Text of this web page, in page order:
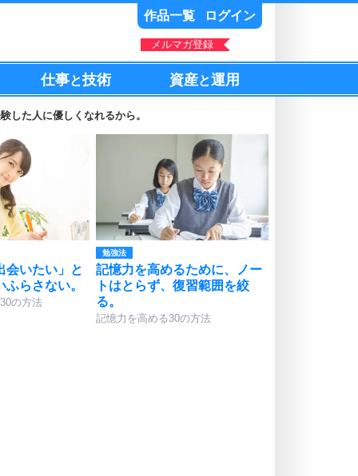
作品一覧 ログイン
メルマガ登録
仕事と技術 資産と運用
した人に優しくなれるから。
会いたい」と
らさない。
の方法
勉強法
記憶力を高めるために、ノー
トはとらず、復習範囲を絞
る。
記憶力を高める30の方法